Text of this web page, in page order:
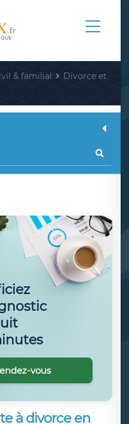
& familial
Divorce et
à divorce en
vous